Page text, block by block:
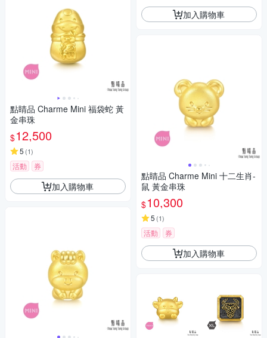
點睛品 Charme Mini 福袋蛇 黃
金串珠
$12,500
5 (1)
活動 券
加入購物車
加入購物車
點睛品 Charme Mini 十二生肖-
鼠 黃金串珠
$10,300
5 (1)
活動 券
加入購物車